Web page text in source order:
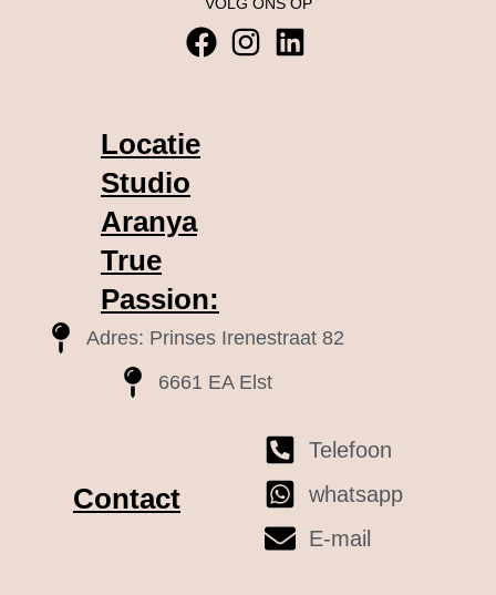
VOLG ONS OP
Locatie
Studio
Aranya
True
Passion:
Adres: Prinses Irenestraat 82
6661 EA Elst
Contact
Telefoon
whatsapp
E-mail